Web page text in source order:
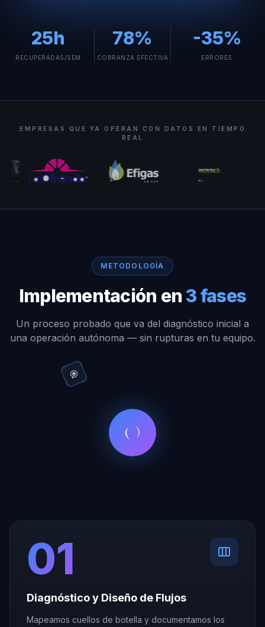
25h
RECUPERADAS/SEM
78%
COBRANZA EFECTIVA
-35%
ERRORES
EMPRESAS QUE YA OPERAN CON DATOS EN TIEMPO
REAL
METODOLOGÍA
Implementación en 3 fases
Un proceso probado que va del diagnóstico inicial a
una operación autónoma — sin rupturas en tu equipo.
📊
⚡
🤖
📈
💬
📱
🔄
🎯
01
Diagnóstico y Diseño de Flujos
Mapeamos cuellos de botella y documentamos los